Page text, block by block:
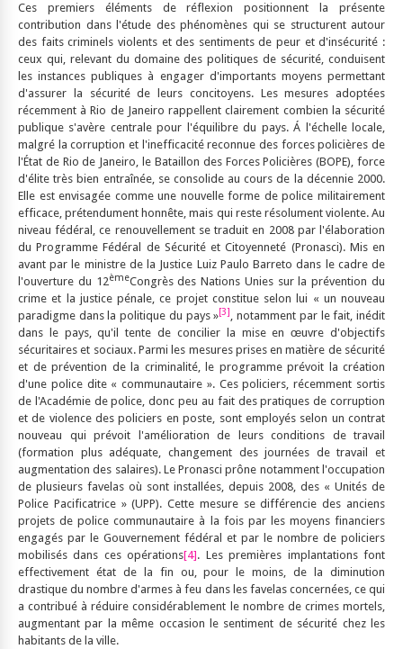
Ces premiers éléments de réflexion positionnent la présente
contribution dans l'étude des phénomènes qui se structurent autour
des faits criminels violents et des sentiments de peur et d'insécurité :
ceux qui, relevant du domaine des politiques de sécurité, conduisent
les instances publiques à engager d'importants moyens permettant
d'assurer la sécurité de leurs concitoyens. Les mesures adoptées
récemment à Rio de Janeiro rappellent clairement combien la sécurité
publique s'avère centrale pour l'équilibre du pays. Á l'échelle locale,
malgré la corruption et l'inefficacité reconnue des forces policières de
l'État de Rio de Janeiro, le Bataillon des Forces Policières (BOPE), force
d'élite très bien entraînée, se consolide au cours de la décennie 2000.
Elle est envisagée comme une nouvelle forme de police militairement
efficace, prétendument honnête, mais qui reste résolument violente. Au
niveau fédéral, ce renouvellement se traduit en 2008 par l'élaboration
du Programme Fédéral de Sécurité et Citoyenneté (Pronasci). Mis en
avant par le ministre de la Justice Luiz Paulo Barreto dans le cadre de
l'ouverture du 12èmeCongrès des Nations Unies sur la prévention du
crime et la justice pénale, ce projet constitue selon lui « un nouveau
paradigme dans la politique du pays »[3], notamment par le fait, inédit
dans le pays, qu'il tente de concilier la mise en œuvre d'objectifs
sécuritaires et sociaux. Parmi les mesures prises en matière de sécurité
et de prévention de la criminalité, le programme prévoit la création
d'une police dite « communautaire ». Ces policiers, récemment sortis
de l'Académie de police, donc peu au fait des pratiques de corruption
et de violence des policiers en poste, sont employés selon un contrat
nouveau qui prévoit l'amélioration de leurs conditions de travail
(formation plus adéquate, changement des journées de travail et
augmentation des salaires). Le Pronasci prône notamment l'occupation
de plusieurs favelas où sont installées, depuis 2008, des « Unités de
Police Pacificatrice » (UPP). Cette mesure se différencie des anciens
projets de police communautaire à la fois par les moyens financiers
engagés par le Gouvernement fédéral et par le nombre de policiers
mobilisés dans ces opérations[4]. Les premières implantations font
effectivement état de la fin ou, pour le moins, de la diminution
drastique du nombre d'armes à feu dans les favelas concernées, ce qui
a contribué à réduire considérablement le nombre de crimes mortels,
augmentant par la même occasion le sentiment de sécurité chez les
habitants de la ville.